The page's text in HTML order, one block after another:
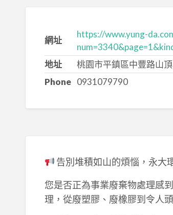
網址
https://www.yung-
地址
桃園市平鎮區中豐路山
Phone 0931079790
告別堆積如山的煩惱，永大
您是否正為事業廢棄物處理感
理，從廢塑膠、廢橡膠到令人